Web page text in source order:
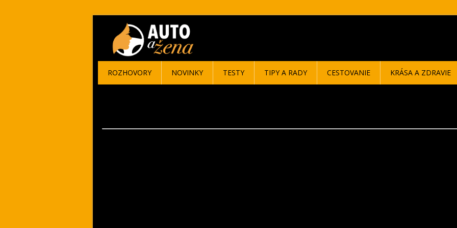
ROZHOVORY NOVINKY TESTY TIPY A RADY CESTOVANIE KRÁSA A ZDRAVIE